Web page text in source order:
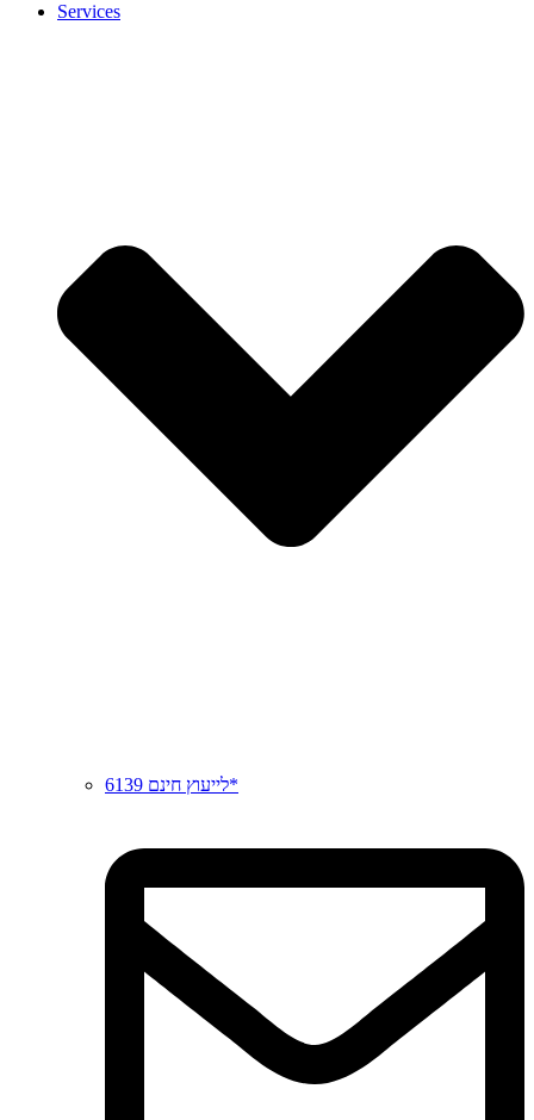
Services
לייעוץ חינם 6139*